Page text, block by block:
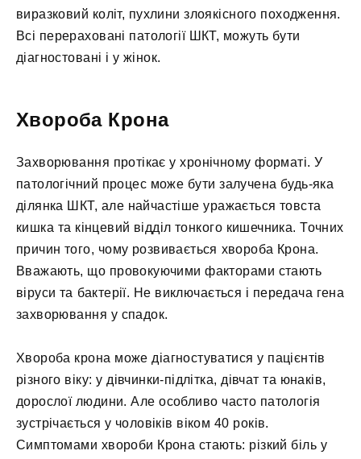
виразковий коліт, пухлини злоякісного походження.
Всі перераховані патології ШКТ, можуть бути
діагностовані і у жінок.
Хвороба Крона
Захворювання протікає у хронічному форматі. У
патологічний процес може бути залучена будь-яка
ділянка ШКТ, але найчастіше уражається товста
кишка та кінцевий відділ тонкого кишечника. Точних
причин того, чому розвивається хвороба Крона.
Вважають, що провокуючими факторами стають
віруси та бактерії. Не виключається і передача гена
захворювання у спадок.
Хвороба крона може діагностуватися у пацієнтів
різного віку: у дівчинки-підлітка, дівчат та юнаків,
дорослої людини. Але особливо часто патологія
зустрічається у чоловіків віком 40 років.
Симптомами хвороби Крона стають: різкий біль у